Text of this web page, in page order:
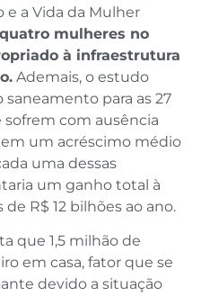
e a Vida da Mulher
mulheres no
à infraestrutura
Ademais, o estudo
para as 27
com ausência
um acréscimo médio
uma dessas
um ganho total à
R$ 12 bilhões ao ano.
que 1,5 milhão de
em casa, fator que se
devido a situação